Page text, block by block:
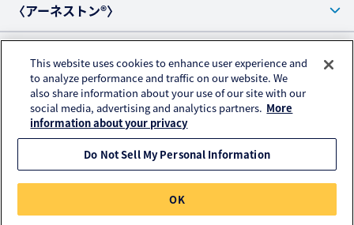
〈アーネストン®〉
プライバシーポリシー
アクセスデータの取扱いについて
ご利用にあたって
© KURARAY PLASTICS CO., LTD. All RIGHTS RESERVED.
This website uses cookies to enhance user experience and
to analyze performance and traffic on our website. We
also share information about your use of our site with our
social media, advertising and analytics partners. More
information about your privacy
Do Not Sell My Personal Information
OK